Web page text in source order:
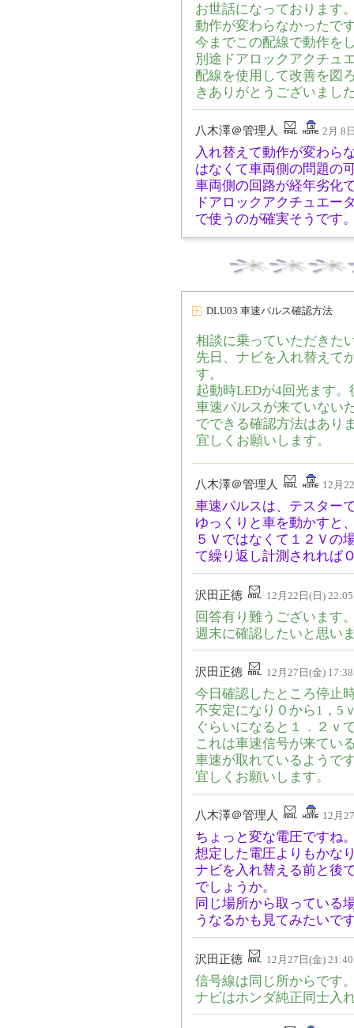
お世話になっております
動作が変わらなかったで
今までこの配線で動作を
別途ドアロックアクチュ
配線を使用して改善を図
きありがとうございまし
八木澤＠管理人 2月 8
入れ替えて動作が変わら
はなくて車両側の問題の
車両側の回路が経年劣化
ドアロックアクチュエー
で使うのが確実そうです
DLU03 車速パルス確認方法
相談に乗っていただきた
先日、ナビを入れ替えて
す。
起動時LEDが4回光ます
車速パルスが来ていない
でできる確認方法はあり
宜しくお願いします。
八木澤＠管理人 12月
車速パルスは、テスター
ゆっくりと車を動かすと
５Ｖではなくて１２Ｖの
て繰り返し計測されれば
沢田正徳 12月22日(日) 22:05
回答有り難うございます
週末に確認したいと思い
沢田正徳 12月27日(金) 17:38
今日確認したところ停止
不安定になり０から1，5
ぐらいになると１．２ｖ
これは車速信号が来てい
車速が取れているようで
宜しくお願いします。
八木澤＠管理人 12月
ちょっと変な電圧ですね
想定した電圧よりもかな
ナビを入れ替える前と後
でしょうか。
同じ場所から取っている
うなるかも見てみたいで
沢田正徳 12月27日(金) 21:40
信号線は同じ所からです
ナビはホンダ純正同士入